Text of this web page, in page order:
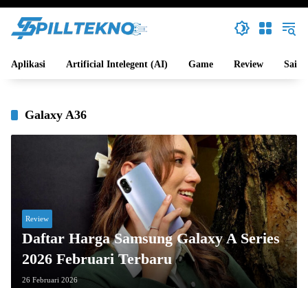
Aplikasi Artificial Intelegent (AI) Game Review Sains
Galaxy A36
Review
Daftar Harga Samsung Galaxy A Series
2026 Februari Terbaru
26 Februari 2026